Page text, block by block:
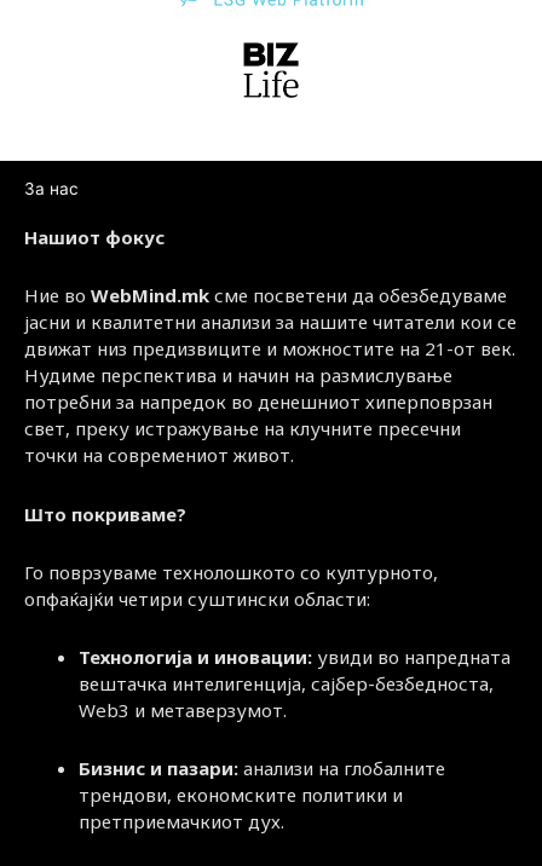
За нас
Нашиот фокус
Ние во WebMind.mk сме посветени да обезбедуваме
јасни и квалитетни анализи за нашите читатели кои се
движат низ предизвиците и можностите на 21-от век.
Нудиме перспектива и начин на размислување
потребни за напредок во денешниот хиперповрзан
свет, преку истражување на клучните пресечни
точки на современиот живот.
Што покриваме?
Го поврзуваме технолошкото со културното,
опфаќајќи четири суштински области:
Технологија и иновации: увиди во напредната
вештачка интелигенција, сајбер-безбедноста,
Web3 и метаверзумот.
Бизнис и пазари: анализи на глобалните
трендови, економските политики и
претприемачкиот дух.